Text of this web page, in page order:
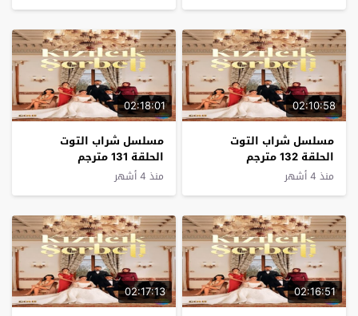
02:10:58
مسلسل شراب التوت
الحلقة 132 مترجم
منذ 4 أشهر
02:18:01
مسلسل شراب التوت
الحلقة 131 مترجم
منذ 4 أشهر
02:16:51
02:17:13